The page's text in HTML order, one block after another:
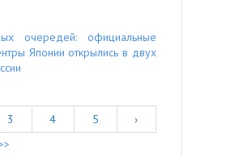
очередей: официальные
Японии открылись в двух
3 4 5
›